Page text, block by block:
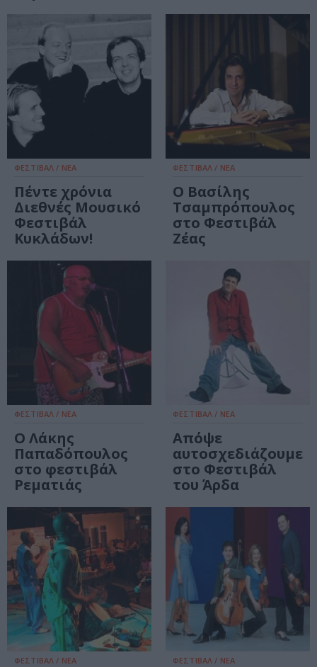
ΦΕΣΤΙΒΑΛ / ΝΕΑ
Πέντε χρόνια
Διεθνές Μουσικό
Φεστιβάλ
Κυκλάδων!
ΦΕΣΤΙΒΑΛ / ΝΕΑ
O Βασίλης
Τσαμπρόπουλος
στο Φεστιβάλ
Ζέας
ΦΕΣΤΙΒΑΛ / ΝΕΑ
Ο Λάκης
Παπαδόπουλος
στο φεστιβάλ
Ρεματιάς
ΦΕΣΤΙΒΑΛ / ΝΕΑ
Απόψε
αυτοσχεδιάζουμε
στο Φεστιβάλ
του Άρδα
ΦΕΣΤΙΒΑΛ / ΝΕΑ ΦΕΣΤΙΒΑΛ / ΝΕΑ